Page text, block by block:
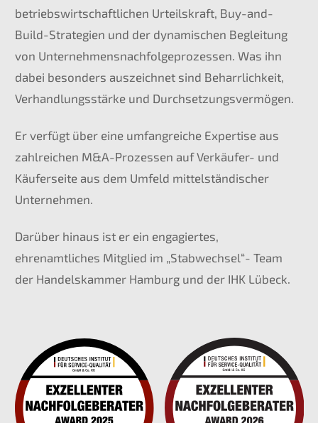
betriebswirtschaftlichen Urteilskraft, Buy-and-
Build-Strategien und der dynamischen Begleitung
von Unternehmensnachfolgeprozessen. Was ihn
dabei besonders auszeichnet sind Beharrlichkeit,
Verhandlungsstärke und Durchsetzungsvermögen.
Er verfügt über eine umfangreiche Expertise aus
zahlreichen M&A-Prozessen auf Verkäufer- und
Käuferseite aus dem Umfeld mittelständischer
Unternehmen.
Darüber hinaus ist er ein engagiertes,
ehrenamtliches Mitglied im „Stabwechsel“- Team
der Handelskammer Hamburg und der IHK Lübeck.